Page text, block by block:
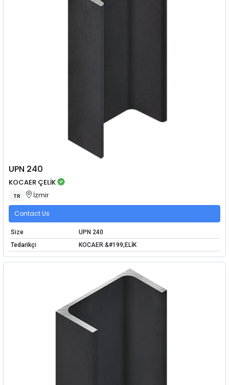
UPN 240
KOCAER ÇELİK
TR İzmir
Contact Us
Size
UPN 240
Tedarikçi
KOCAER &#199;ELİK